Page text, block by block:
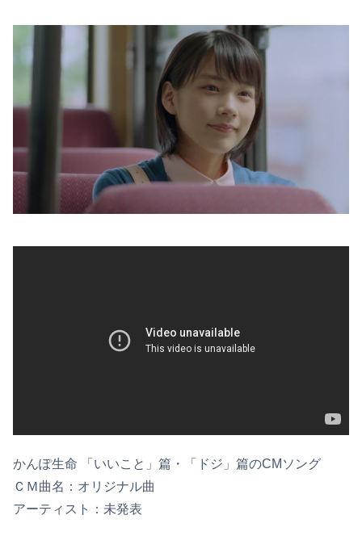
かんぽ生命 「いいこと」篇・「ドジ」篇のCMソング
ＣＭ曲名：オリジナル曲
アーティスト：未発表